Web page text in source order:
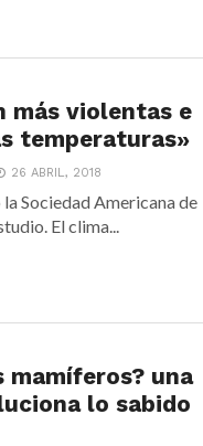
más violentas e
temperaturas»
26 ABRIL, 2018
Sociedad Americana de
El clima...
mamíferos? una
lo sabido